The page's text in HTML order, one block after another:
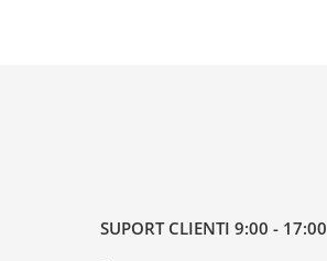
SUPORT CLIENTI 9:00 - 17:00